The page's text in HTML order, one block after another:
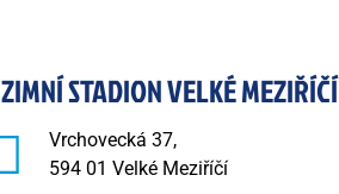
ZIMNÍ STADION VELKÉ MEZIŘÍČÍ
Vrchovecká 37,
594 01 Velké Meziříčí